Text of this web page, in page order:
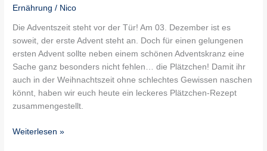
Ernährung / Nico
Die Adventszeit steht vor der Tür! Am 03. Dezember ist es
soweit, der erste Advent steht an. Doch für einen gelungenen
ersten Advent sollte neben einem schönen Adventskranz eine
Sache ganz besonders nicht fehlen… die Plätzchen! Damit ihr
auch in der Weihnachtszeit ohne schlechtes Gewissen naschen
könnt, haben wir euch heute ein leckeres Plätzchen-Rezept
zusammengestellt.
Weiterlesen »